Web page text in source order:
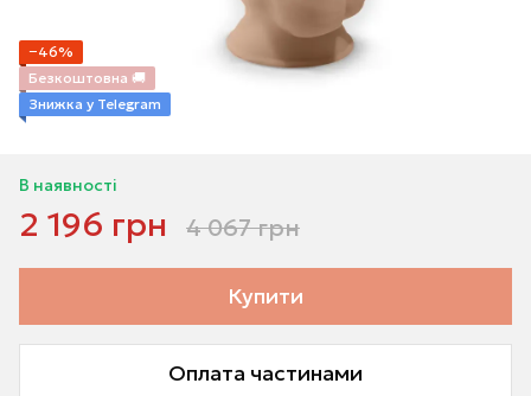
−46%
Безкоштовна 🚚
Знижка у Telegram
В наявності
2 196 грн 4 067 грн
Купити
Оплата частинами